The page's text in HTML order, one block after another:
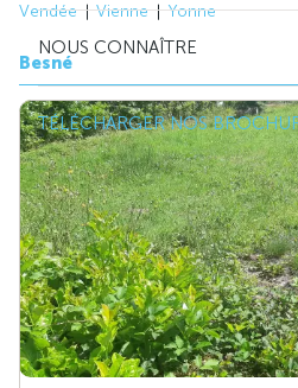
NOUS CONNAÎTRE
TÉLÉCHARGER NOS
Vendée
Vienne Yonne
Besné